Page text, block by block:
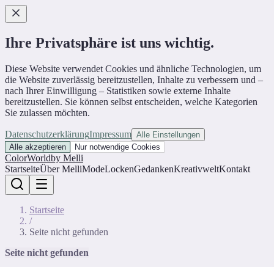
Ihre Privatsphäre ist uns wichtig.
Diese Website verwendet Cookies und ähnliche Technologien, um
die Website zuverlässig bereitzustellen, Inhalte zu verbessern und –
nach Ihrer Einwilligung – Statistiken sowie externe Inhalte
bereitzustellen. Sie können selbst entscheiden, welche Kategorien
Sie zulassen möchten.
DatenschutzerklärungImpressum Alle Einstellungen
Alle akzeptieren
Nur notwendige Cookies
ColorWorldby Melli
StartseiteÜber MelliModeLockenGedankenKreativweltKontakt
Startseite
/
Seite nicht gefunden
Seite nicht gefunden